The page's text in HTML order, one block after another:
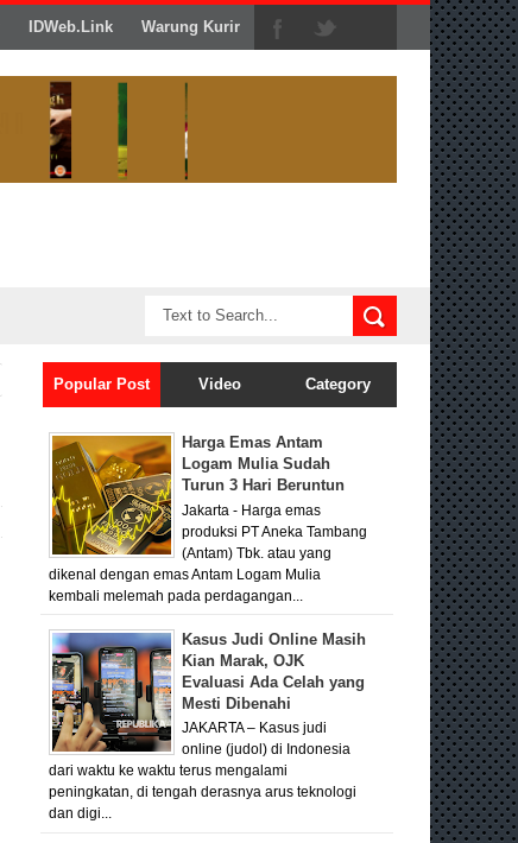
IDWeb.Link Warung Kurir
Popular Post Video Category
Harga Emas Antam
Logam Mulia Sudah
Turun 3 Hari Beruntun
Jakarta - Harga emas
produksi PT Aneka Tambang
(Antam) Tbk. atau yang
dikenal dengan emas Antam Logam Mulia
kembali melemah pada perdagangan...
Kasus Judi Online Masih
Kian Marak, OJK
Evaluasi Ada Celah yang
Mesti Dibenahi
JAKARTA – Kasus judi
online (judol) di Indonesia
dari waktu ke waktu terus mengalami
peningkatan, di tengah derasnya arus teknologi
dan digi...